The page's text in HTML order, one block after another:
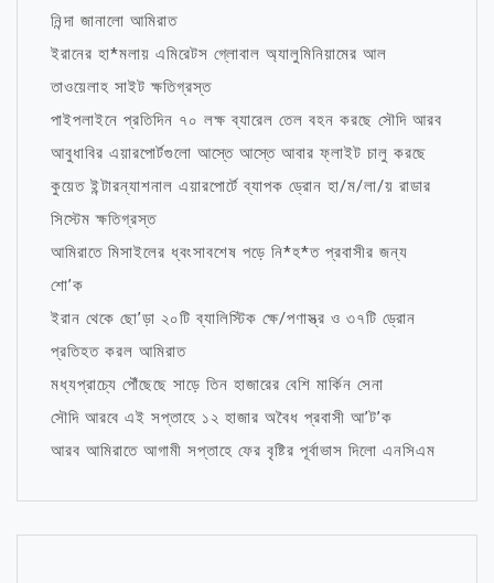
নিন্দা জানালো আমিরাত
ইরানের হা*মলায় এমিরেটস গ্লোবাল অ্যালুমিনিয়ামের আল
তাওয়েলাহ সাইট ক্ষতিগ্রস্ত
পাইপলাইনে প্রতিদিন ৭০ লক্ষ ব্যারেল তেল বহন করছে সৌদি আরব
আবুধাবির এয়ারপোর্টগুলো আস্তে আস্তে আবার ফ্লাইট চালু করছে
কুয়েত ইন্টারন্যাশনাল এয়ারপোর্টে ব্যাপক ড্রোন হা/ম/লা/য় রাডার
সিস্টেম ক্ষতিগ্রস্ত
আমিরাতে মিসাইলের ধ্বংসাবশেষ পড়ে নি*হ*ত প্রবাসীর জন্য
শো’ক
ইরান থেকে ছো’ড়া ২০টি ব্যালিস্টিক ক্ষে/পণাস্ত্র ও ৩৭টি ড্রোন
প্রতিহত করল আমিরাত
মধ্যপ্রাচ্যে পৌঁছেছে সাড়ে তিন হাজারের বেশি মার্কিন সেনা
সৌদি আরবে এই সপ্তাহে ১২ হাজার অবৈধ প্রবাসী আ’ট’ক
আরব আমিরাতে আগামী সপ্তাহে ফের বৃষ্টির পূর্বাভাস দিলো এনসিএম